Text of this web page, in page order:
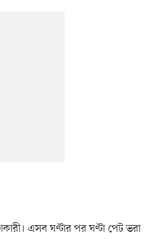
এসব ঘণ্টার পর ঘণ্টা পেট ভরা